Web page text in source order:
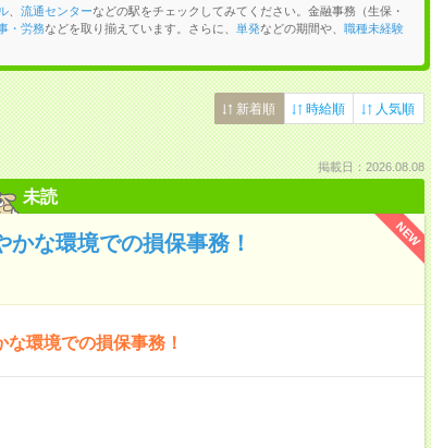
、 流通センターなどの駅をチェックしてみてください。金融事務（生保・
・労務などを取り揃えています。さらに、 単発などの期間や、 職種未経験
新着順 時給順 人気順
掲載日：2026.08.08
未読
NEW
かな環境での損保事務！
な環境での損保事務！